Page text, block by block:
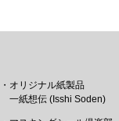
・オリジナル紙製品
一紙想伝 (Isshi Soden)